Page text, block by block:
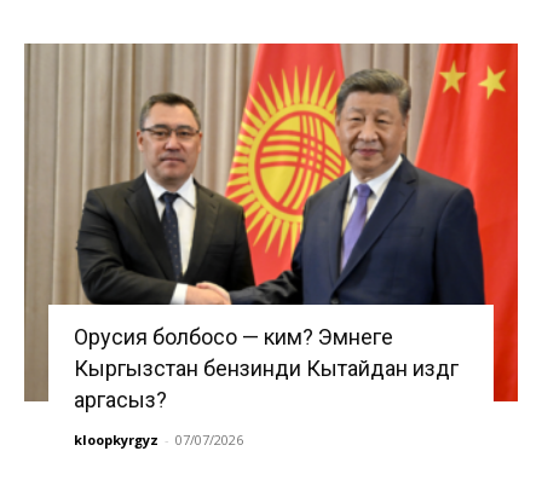
Орусия болбосо — ким? Эмнеге
Кыргызстан бензинди Кытайдан издөөгө
аргасыз?
kloopkyrgyz - 07/07/2026